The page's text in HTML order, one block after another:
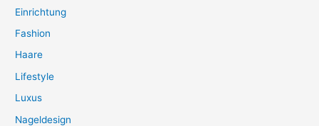
Einrichtung
Fashion
Haare
Lifestyle
Luxus
Nageldesign